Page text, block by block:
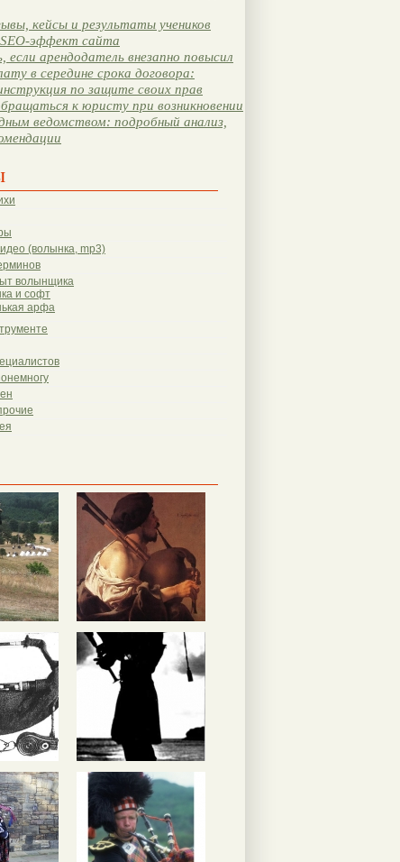
кейсы и результаты учеников
эффект сайта
если арендодатель внезапно повысил
в середине срока договора:
по защите своих прав
к юристу при возникновении
ведомством: подробный анализ,
(волынка, mp3)
волынщика
и софт
арфа